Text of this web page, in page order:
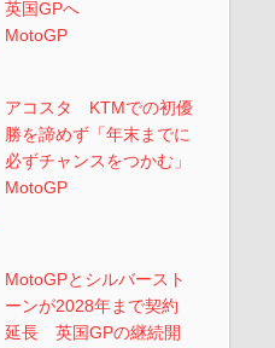
英国GPへ
MotoGP
アコスタ KTMでの初優
勝を諦めず「年末までに
必ずチャンスをつかむ」
MotoGP
MotoGPとシルバースト
ーンが2028年まで契約
延長 英国GPの継続開